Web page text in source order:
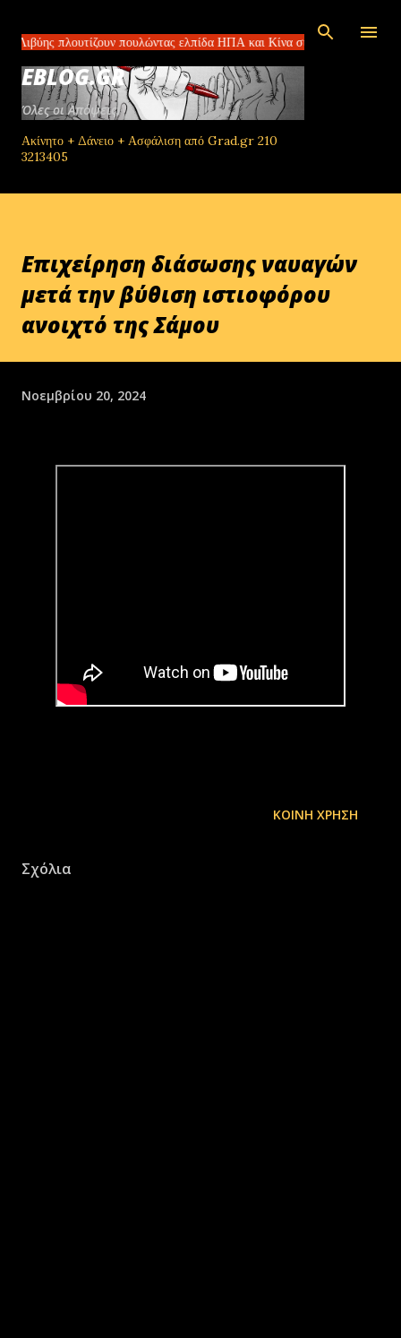
πουλώντας ελπίδα ΗΠΑ και Κίνα συμφώνησαν για
EBLOG.GR
Όλες οι Απόψεις!
Ακίνητο + Δάνειο + Ασφάλιση από Grad.gr 210
3213405
Επιχείρηση διάσωσης ναυαγών
μετά την βύθιση ιστιοφόρου
ανοιχτό της Σάμου
Νοεμβρίου 20, 2024
ΚΟΙΝΉ ΧΡΉΣΗ
Σχόλια